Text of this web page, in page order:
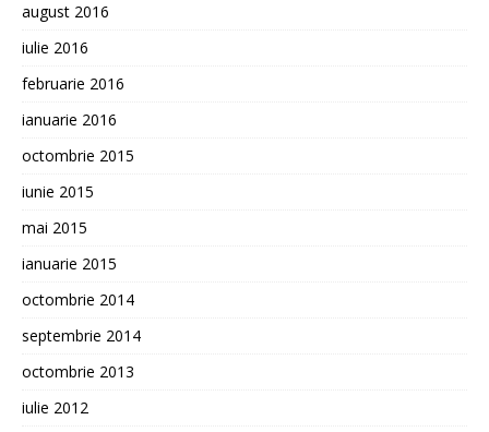
august 2016
iulie 2016
februarie 2016
ianuarie 2016
octombrie 2015
iunie 2015
mai 2015
ianuarie 2015
octombrie 2014
septembrie 2014
octombrie 2013
iulie 2012